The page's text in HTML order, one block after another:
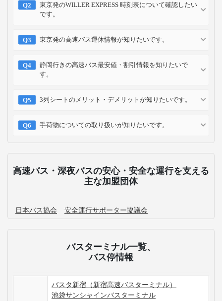
東京発のWILLER EXPRESS 時刻表について確認したい
です。
東京発の高速バス運休情報が知りたいです。
静岡行きの高速バス最安値・割引情報を知りたいで
す。
3列シートのメリット・デメリットが知りたいです。
手荷物についての取り扱いが知りたいです。
高速バス・深夜バスの安心・安全な運行を支える
主な加盟団体
日本バス協会 安全運行サポーター協議会
バスターミナル一覧、
バス停情報
バスタ新宿（新宿高速バスターミナル）
池袋サンシャインバスターミナル